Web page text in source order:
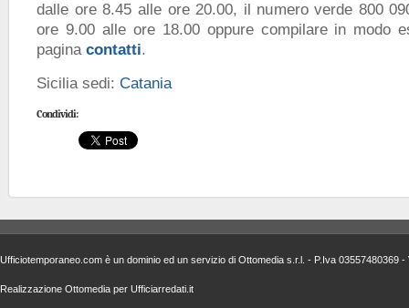
dalle ore 8.45 alle ore 20.00, il numero verde 800
ore 9.00 alle ore 18.00 oppure compilare in modo
pagina contatti.
Sicilia sedi: Catania
Condividi:
Ufficiotemporaneo.com è un dominio ed un servizio di Ottomedia s.r.l. - P.Iva 03557480369 -
Realizzazione Ottomedia per Ufficiarredati.it